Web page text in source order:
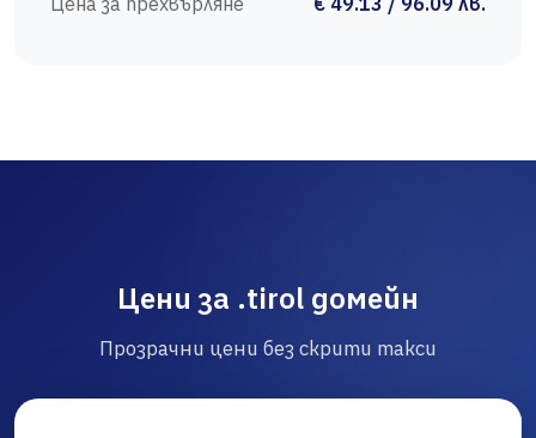
Цени за .tirol домейн
Прозрачни цени без скрити такси